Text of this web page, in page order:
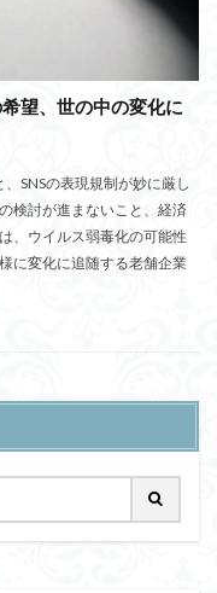
望、世の中の変化に
SNSの表現規制が妙に厳し
検討が進まないこと、経済
、ウイルス弱毒化の可能性
に変化に追随する老舗企業